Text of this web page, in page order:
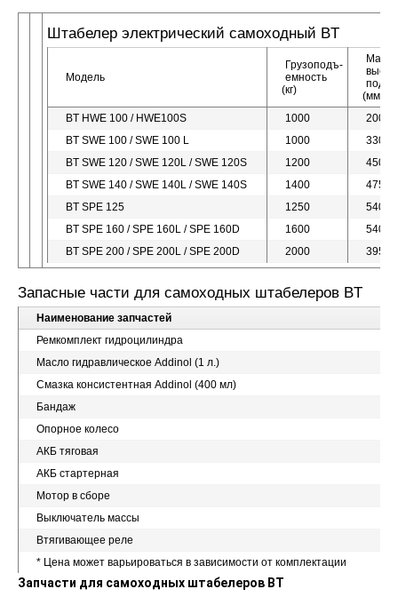
Штабелер электрический самоходный BT
Модель
Грузоподъ-
емность
(кг)
(мм
BT HWE 100 / HWE100S
1000
2000
BT SWE 100 / SWE 100 L
1000
3300
BT SWE 120 / SWE 120L / SWE 120S
1200
4500
BT SWE 140 / SWE 140L / SWE 140S
1400
4750
BT SPE 125
1250
5400
BT SPE 160 / SPE 160L / SPE 160D
1600
5400
BT SPE 200 / SPE 200L / SPE 200D
2000 3950
Запасные части для самоходных штабелеров BT
Наименование запчастей
Ремкомплект гидроцилиндра
Масло гидравлическое Addinol (1 л.)
Смазка консистентная Addinol (400 мл)
Бандаж
Опорное колесо
АКБ тяговая
АКБ стартерная
Мотор в сборе
Выключатель массы
Втягивающее реле
* Цена может варьироваться в зависимости от комплектации
Запчасти для самоходных штабелеров BT